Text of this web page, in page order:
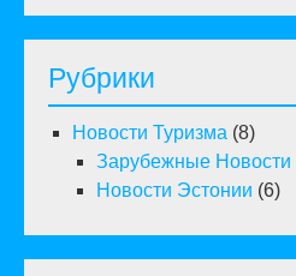
Рубрики
Новости Туризма (8)
Зарубежные Новости
Новости Эстонии (6)